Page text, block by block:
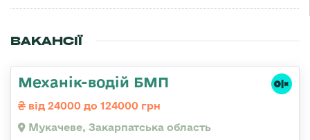
ВАКАНСІЇ
Механік-водій БМП
від 24000 до 124000 грн
Мукачеве, Закарпатська область